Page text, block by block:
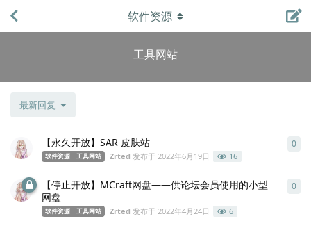
工具网站
软件资源
最新回复
【永久开放】SAR 皮肤站
软件资源 工具网站 Zrted 发布于 2022年6月19日 16
0
【停止开放】MCraft网盘——供论坛会员使用的小型
网盘
软件资源 工具网站 Zrted 发布于 2022年4月24日 6
0